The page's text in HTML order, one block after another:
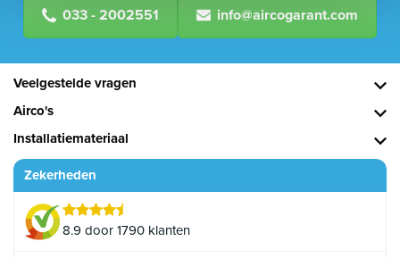
033 - 2002551 info@aircogarant.com
Veelgestelde vragen
Airco's
Installatiemateriaal
Zekerheden
8.9 door 1790 klanten